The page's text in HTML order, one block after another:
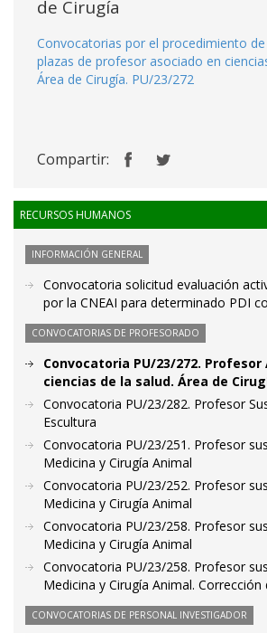
de Cirugía
Convocatorias por el procedimiento
plazas de profesor asociado en
Área de Cirugía. PU/23/272
Compartir:
RECURSOS HUMANOS
INFORMACIÓN GENERAL
Convocatoria solicitud evaluación
por la CNEAI para determinado PDI
CONVOCATORIAS DE PROFESORADO
Convocatoria PU/23/272. Profesor
ciencias de la salud. Área de
Convocatoria PU/23/282. Profesor
Escultura
Convocatoria PU/23/251. Profesor
Medicina y Cirugía Animal
Convocatoria PU/23/252. Profesor
Medicina y Cirugía Animal
Convocatoria PU/23/258. Profesor
Medicina y Cirugía Animal
Convocatoria PU/23/258. Profesor
Medicina y Cirugía Animal. Corrección
CONVOCATORIAS DE PERSONAL INVESTIGADOR